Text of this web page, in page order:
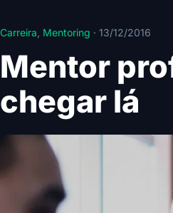
Carreira Mentoring · 13/12/2016
Mentor
chegar lá